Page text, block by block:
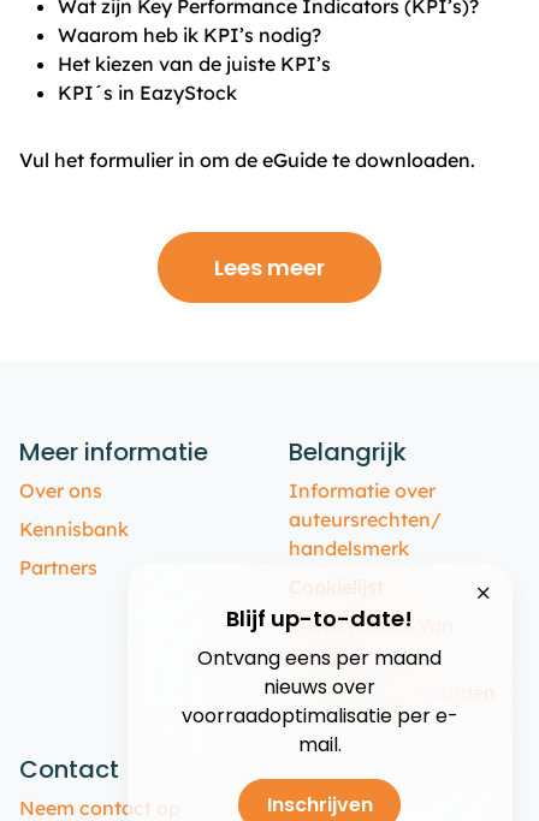
Wat zijn Key Performance Indicators (KPI’s)?
Waarom heb ik KPI’s nodig?
Het kiezen van de juiste KPI’s
KPI´s in EazyStock
Vul het formulier in om de eGuide te downloaden.
Lees meer
Blijf up-to-date!
Ontvang eens per maand
nieuws over
voorraadoptimalisatie per e-
mail.
Inschrijven
Meer informatie
Over ons
Kennisbank
Partners
Belangrijk
Informatie over
auteursrechten/
handelsmerk
Cookielijst
Privacybeleid Van
Syncron
Gebruiksvoorwaarden
Contact
Neem contact op